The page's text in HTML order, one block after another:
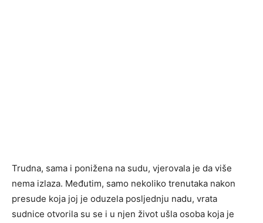
Trudna, sama i ponižena na sudu, vjerovala je da više
nema izlaza. Međutim, samo nekoliko trenutaka nakon
presude koja joj je oduzela posljednju nadu, vrata
sudnice otvorila su se i u njen život ušla osoba koja je